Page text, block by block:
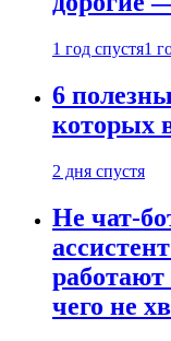
1 год спустя1
6
которых
2 дня спустя
Не чат-
чего не